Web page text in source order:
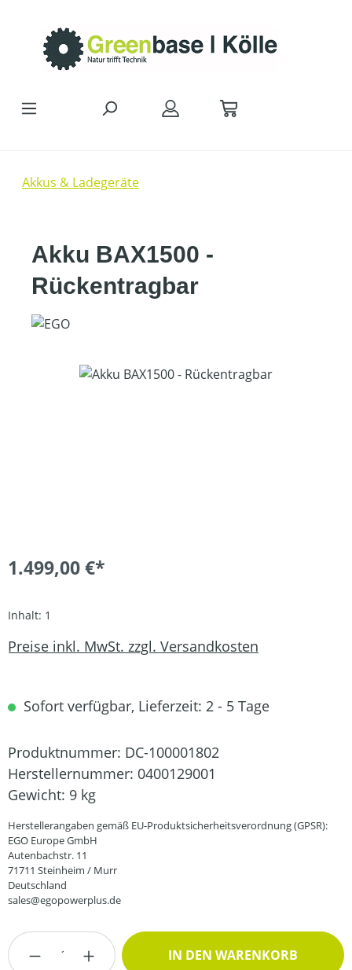
Akkus & Ladegeräte
Akku BAX1500 -
Rückentragbar
Bildergalerie überspringen
1.499,00 €*
Inhalt: 1
Preise inkl. MwSt. zzgl. Versandkosten
Sofort verfügbar, Lieferzeit: 2 - 5 Tage
Produktnummer: DC-100001802
Herstellernummer: 0400129001
Gewicht: 9 kg
Herstellerangaben gemäß EU-Produktsicherheitsverordnung (GPSR):
EGO Europe GmbH
Autenbachstr. 11
71711 Steinheim / Murr
Deutschland
sales@egopowerplus.de
Produkt Anzahl: Gib den gewünschten
IN DEN WARENKORB